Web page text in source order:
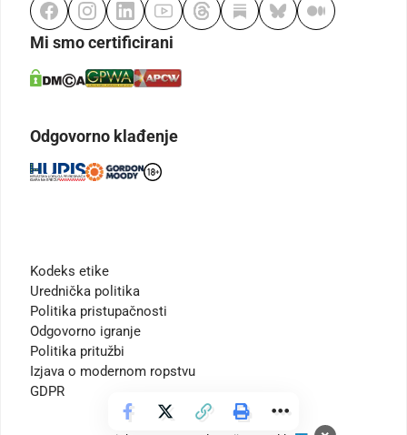
Mi smo certificirani
Odgovorno klađenje
Kodeks etike
Urednička politika
Politika pristupačnosti
Odgovorno igranje
Politika pritužbi
Izjava o modernom ropstvu
GDPR